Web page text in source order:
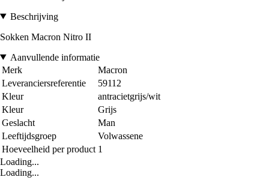
Beschrijving
Sokken Macron Nitro II
Aanvullende informatie
Merk
Macron
Leveranciersreferentie
59112
Kleur
antracietgrijs/wit
Kleur
Grijs
Geslacht
Man
Leeftijdsgroep
Volwassene
Hoeveelheid per product 1
Loading...
Loading...